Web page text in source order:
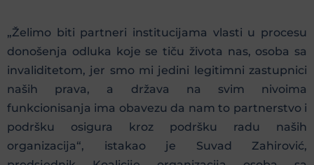
„Želimo biti partneri institucijama vlasti u procesu
donošenja odluka koje se tiču života nas, osoba sa
invaliditetom, jer smo mi jedini legitimni zastupnici
naših prava, a država na svim nivoima
funkcionisanja ima obavezu da nam to partnerstvo i
podršku osigura kroz podršku radu naših
organizacija“, istakao je Suvad Zahirović,